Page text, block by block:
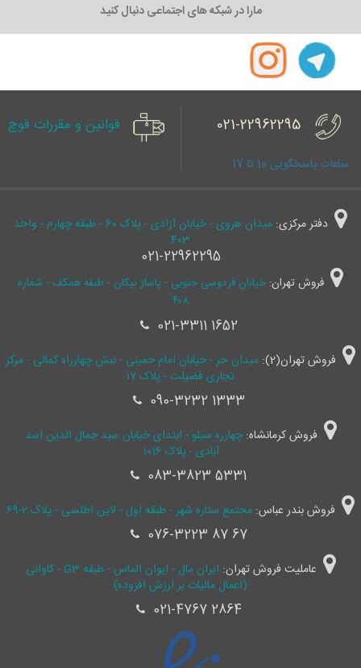
مارا در شبکه های اجتماعی دنبال کنید
021-22962295
ساعات پاسخگویی 10 تا 17
قوانین و مقررات قوچ
دفتر مرکزی:
میدان هروی - خیابان آزادی - پلاک 60 - طبقه چهارم - واحد
403
021-22962295
فروش تهران: خیابان فردوسی جنوبی - پاساژ نیکان - طبقه همکف - شماره
۴۰۸
021-3311 1652
فروش تهران(2):
میدان حر - خیابان امام خمینی - نبش چهارراه کمالی - مرکز
تجاری فضیلت - پلاک ۱۷
090-3232 1333
فروش کرمانشاه:چهارره سیلو - ابتدای خیابان سید جمال ‌الدین اسد
آبادی - پلاک 1016
083-3823 5331
فروش بندر عباس: مجتمع ستاره شهر - طبقه اول - لاین اطلسی - پلاک 2-69
076-3223 87 67
عاملیت فروش تهران:
ایران مال - ایوان الماس - طبقه G3 - کاوانی
(اعمال مالیات بر ارزش افزوده)
021-4767 2864